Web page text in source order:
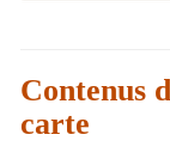
Contenus
carte